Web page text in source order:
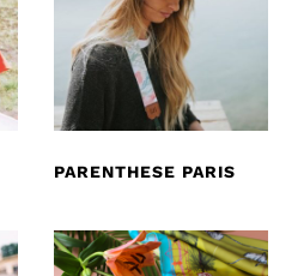
PARENTHESE PARIS